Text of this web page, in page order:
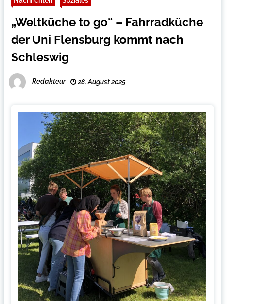
„Weltküche to go“ – Fahrradküche
der Uni Flensburg kommt nach
Schleswig
Redakteur 28. August 2025